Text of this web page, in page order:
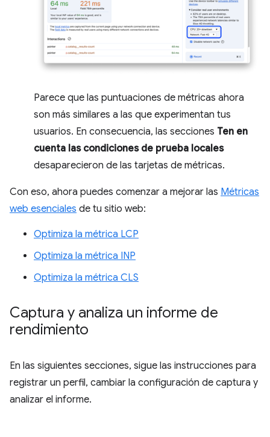
Parece que las puntuaciones de métricas ahora
son más similares a las que experimentan tus
usuarios. En consecuencia, las secciones Ten en
cuenta las condiciones de prueba locales
desaparecieron de las tarjetas de métricas.
Con eso, ahora puedes comenzar a mejorar las Métricas
web esenciales de tu sitio web:
Optimiza la métrica LCP
Optimiza la métrica INP
Optimiza la métrica CLS
Captura y analiza un informe de
rendimiento
En las siguientes secciones, sigue las instrucciones para
registrar un perfil, cambiar la configuración de captura y
analizar el informe.